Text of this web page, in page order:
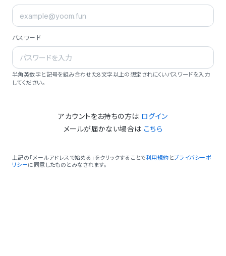
パスワード
半角英数字と記号を組み合わせた8文字以上の想定されにくいパスワードを入力
してください。
アカウントをお持ちの方は ログイン
メールが届かない場合は こちら
上記の「メールアドレスで始める」をクリックすることで利用規約 とプライバシーポ
リシーに同意したものとみなされます。